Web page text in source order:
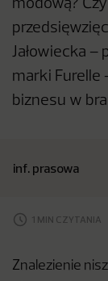
modową?
Jałowiecka
marki Furelle
biznesu w
inf. prasowa
1 MIN CZYTANIA
Znalezienie